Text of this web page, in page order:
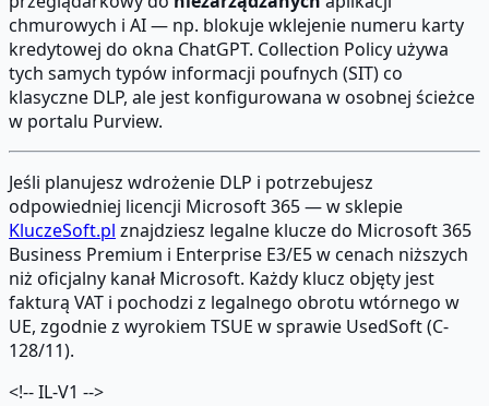
chmurowych i AI — np. blokuje wklejenie numeru karty
kredytowej do okna ChatGPT. Collection Policy używa
tych samych typów informacji poufnych (SIT) co
klasyczne DLP, ale jest konfigurowana w osobnej ścieżce
w portalu Purview.
Jeśli planujesz wdrożenie DLP i potrzebujesz
odpowiedniej licencji Microsoft 365 — w sklepie
KluczeSoft.pl znajdziesz legalne klucze do Microsoft 365
Business Premium i Enterprise E3/E5 w cenach niższych
niż oficjalny kanał Microsoft. Każdy klucz objęty jest
fakturą VAT i pochodzi z legalnego obrotu wtórnego w
UE, zgodnie z wyrokiem TSUE w sprawie UsedSoft (C-
128/11).
<!-- IL-V1 -->